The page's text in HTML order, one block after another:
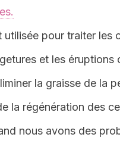
utilisée pour traiter les
et les éruptions
la graisse de la
la régénération des
nous avons des